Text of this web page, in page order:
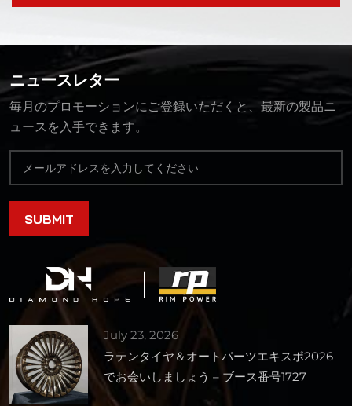
ニュースレター
毎月のプロモーションにご登録いただくと、最新の製品ニ
ュースを入手できます。
July 23, 2026
ラテンタイヤ＆オートパーツエキスポ2026
でお会いしましょう – ブース番号1727